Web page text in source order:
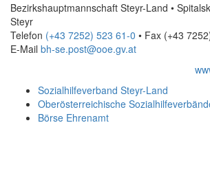
Bezirkshauptmannschaft Steyr-Land •
Steyr
Telefon (+43 7252) 523 61-0 • Fax (+43
E-Mail bh-se.post@ooe.gv.at
Sozialhilfeverband Steyr-Land
Oberösterreichische
Börse Ehrenamt